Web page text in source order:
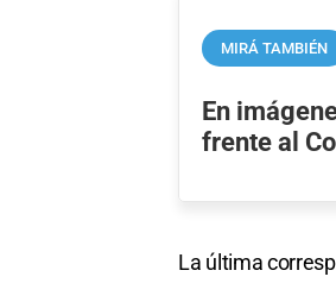
MIRÁ TAMBIÉN
En
frente al
La última